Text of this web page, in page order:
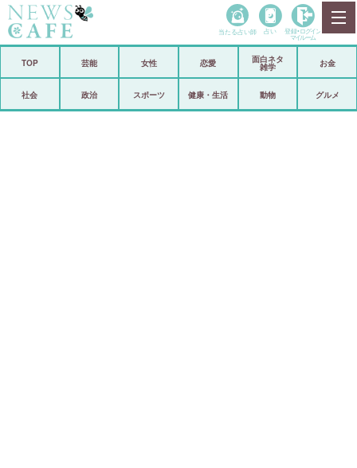
政治
当たる占い師 占い 登録• ログイン
マイルーム
TOP 芸能 女性 恋愛
面白ネタ
雑学
お金
社会 政治 スポーツ 健康・生活 動物 グルメ